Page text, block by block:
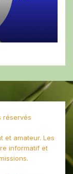
réservés
et amateur. Les
informatif et